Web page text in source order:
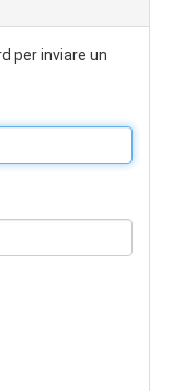
per inviare un